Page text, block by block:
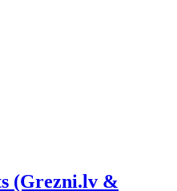
(Grezni.lv &